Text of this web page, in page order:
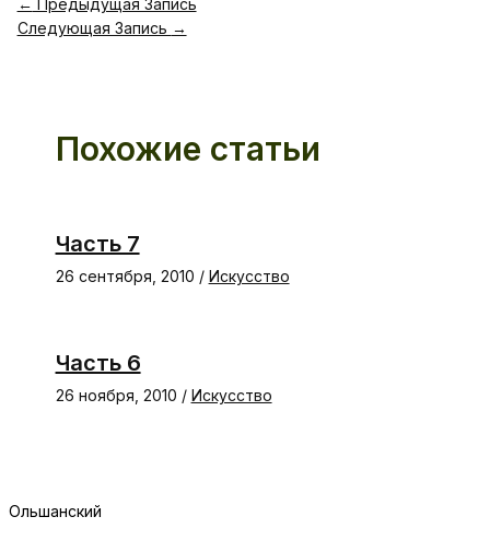
← Предыдущая Запись
Следующая Запись →
Похожие статьи
Часть 7
26 сентября, 2010 / Искусство
Часть 6
26 ноября, 2010 / Искусство
Ольшанский